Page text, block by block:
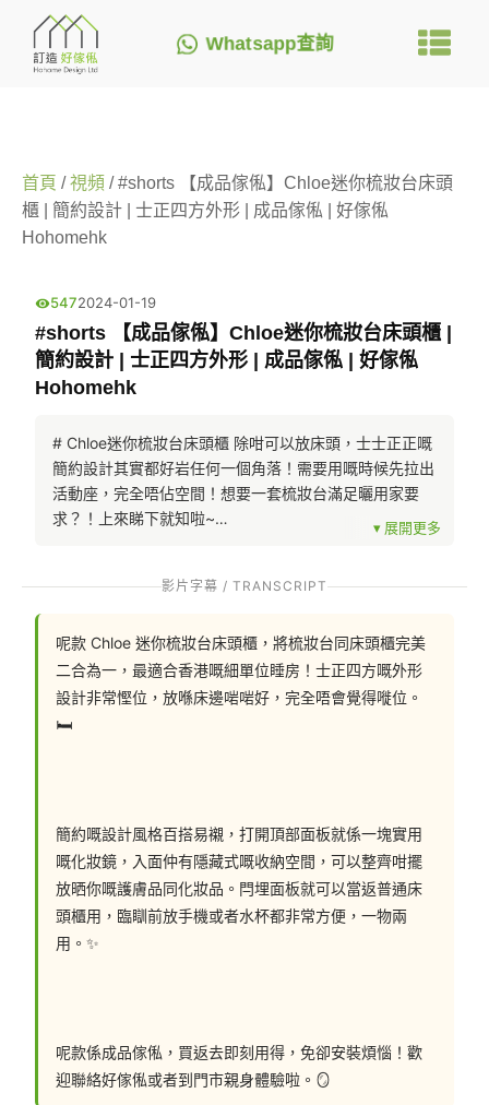
Whatsapp查詢
首頁 /視頻 / #shorts 【成品傢俬】Chloe迷你梳妝台床頭
櫃 | 簡約設計 | 士正四方外形 | 成品傢俬 | 好傢俬
Hohomehk
5472024-01-19
#shorts 【成品傢俬】Chloe迷你梳妝台床頭櫃 |
簡約設計 | 士正四方外形 | 成品傢俬 | 好傢俬
Hohomehk
# Chloe迷你梳妝台床頭櫃 除咁可以放床頭，士士正正嘅
簡約設計其實都好岩任何一個角落！需要用嘅時候先拉出
活動座，完全唔佔空間！想要一套梳妝台滿足曬用家要
求？！上來睇下就知啦~
聯絡我們:
💬Facebook: https://facebook.com/hohomehk
🖥️網站: https://hohomehk.com
影片字幕 / TRANSCRIPT
呢款 Chloe 迷你梳妝台床頭櫃，將梳妝台同床頭櫃完美
二合為一，最適合香港嘅細單位睡房！士正四方嘅外形
設計非常慳位，放喺床邊啱啱好，完全唔會覺得嘥位。
🛏️
簡約嘅設計風格百搭易襯，打開頂部面板就係一塊實用
嘅化妝鏡，入面仲有隱藏式嘅收納空間，可以整齊咁擺
放晒你嘅護膚品同化妝品。閂埋面板就可以當返普通床
頭櫃用，臨瞓前放手機或者水杯都非常方便，一物兩
用。✨
呢款係成品傢俬，買返去即刻用得，免卻安裝煩惱！歡
迎聯絡好傢俬或者到門市親身體驗啦。🪞